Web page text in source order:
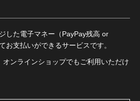
した電子マネー（PayPay残高 or
お支払いができるサービスです。
ンラインショップでもご利用いただけ